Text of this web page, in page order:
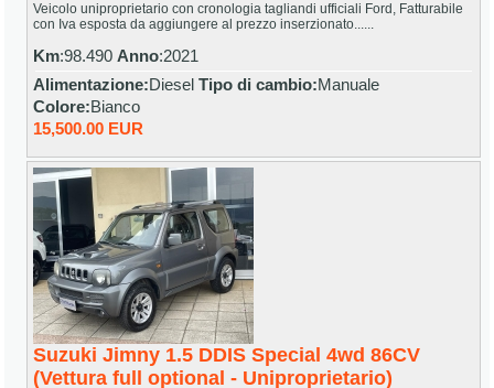
Veicolo uniproprietario con cronologia tagliandi ufficiali Ford, Fatturabile
con Iva esposta da aggiungere al prezzo inserzionato......
Km:98.490 Anno:2021
Alimentazione:DieselTipo di cambio:Manuale
Colore:Bianco
15,500.00 EUR
Suzuki Jimny 1.5 DDIS Special 4wd 86CV
(Vettura full optional - Uniproprietario)